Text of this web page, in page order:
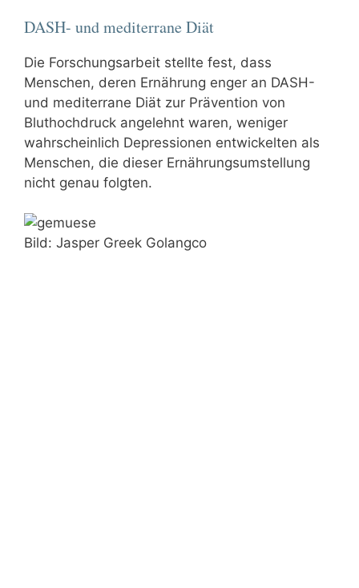
DASH- und mediterrane Diät
Die Forschungsarbeit stellte fest, dass
Menschen, deren Ernährung enger an DASH-
und mediterrane Diät zur Prävention von
Bluthochdruck angelehnt waren, weniger
wahrscheinlich Depressionen entwickelten als
Menschen, die dieser Ernährungsumstellung
nicht genau folgten.
Bild: Jasper Greek Golangco